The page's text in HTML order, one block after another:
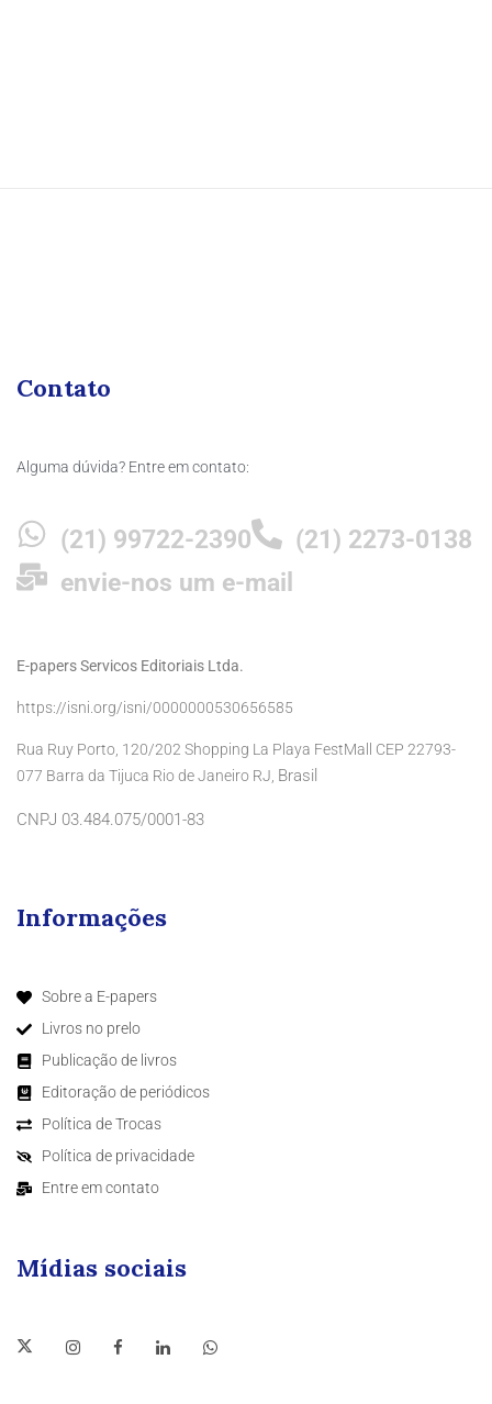
Contato
Alguma dúvida? Entre em contato:
(21) 99722-2390
(21) 2273-0138
envie-nos um e-mail
E-papers Servicos Editoriais Ltda.
https://isni.org/isni/0000000530656585
Rua Ruy Porto, 120/202 Shopping La Playa FestMall CEP 22793-
077 Barra da Tijuca Rio de Janeiro RJ, Brasil
CNPJ 03.484.075/0001-83
Informações
Sobre a E-papers
Livros no prelo
Publicação de livros
Editoração de periódicos
Política de Trocas
Política de privacidade
Entre em contato
Mídias sociais